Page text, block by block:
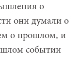
о
они думали о
о прошлом, и
событии